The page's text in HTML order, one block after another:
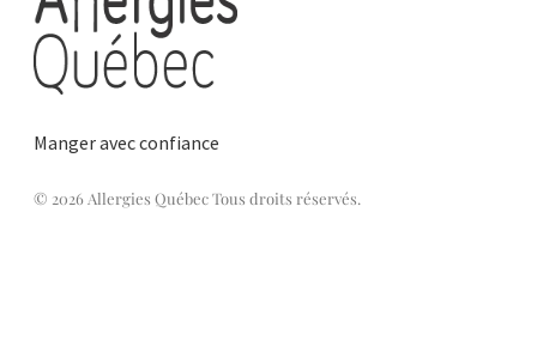
Manger avec confiance
© 2026 Allergies Québec Tous droits réservés.